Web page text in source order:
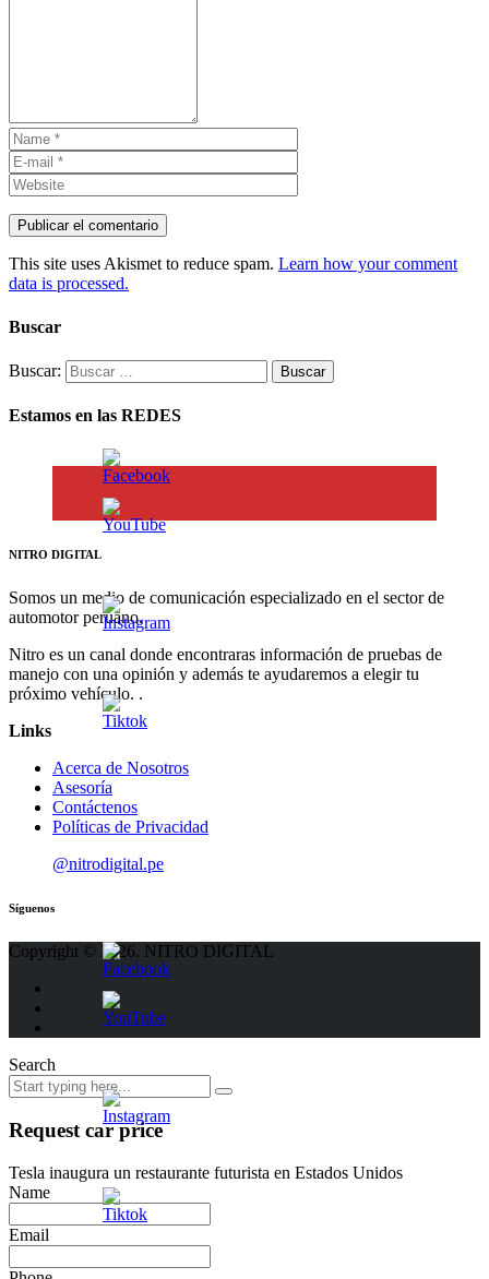
This site uses Akismet to reduce spam. Learn how your comment
data is processed.
Buscar
Buscar:
Estamos en las REDES
NITRO DIGITAL
Somos un medio de comunicación especializado en el sector de
automotor peruano.
Nitro es un canal donde encontraras información de pruebas de
manejo con una opinión y además te ayudaremos a elegir tu
próximo vehículo. .
Links
Acerca de Nosotros
Asesoría
Contáctenos
Políticas de Privacidad
@nitrodigital.pe
Síguenos
Copyright © 2026. NITRO DIGITAL
Search
Request car price
Tesla inaugura un restaurante futurista en Estados Unidos
Name
Email